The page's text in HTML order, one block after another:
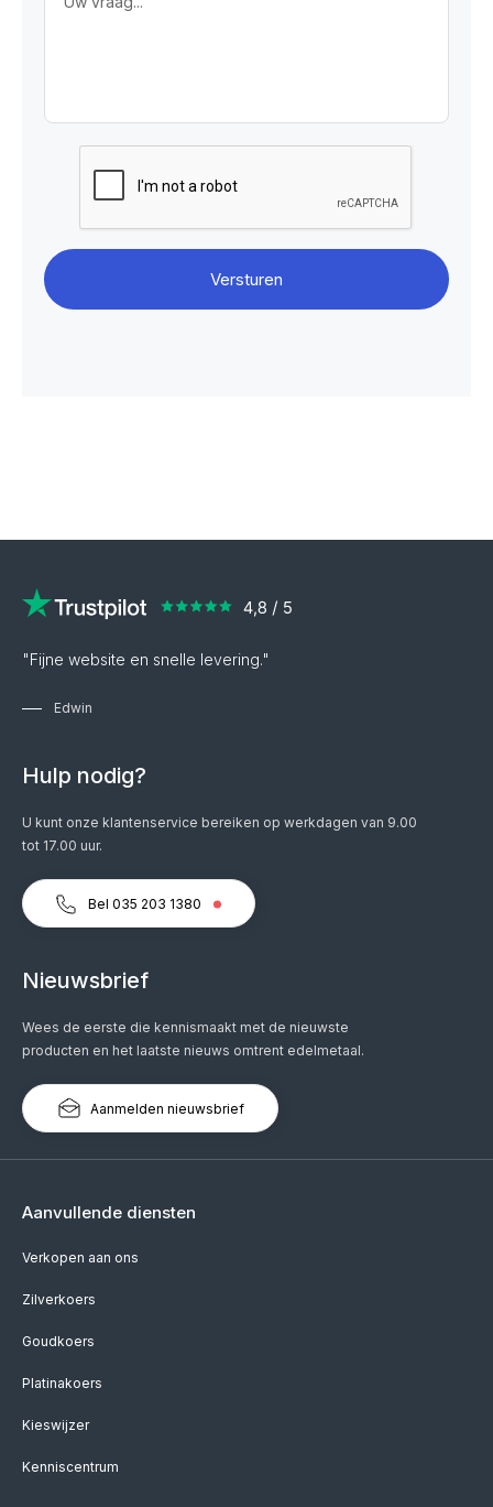
Versturen
"Fijne website en snelle levering."
Edwin
Hulp nodig?
U kunt onze klantenservice bereiken op werkdagen van 9.00
tot 17.00 uur.
Bel 035 203 1380
Nieuwsbrief
Wees de eerste die kennismaakt met de nieuwste
producten en het laatste nieuws omtrent edelmetaal.
Aanmelden nieuwsbrief
Aanvullende diensten
Verkopen aan ons
Zilverkoers
Goudkoers
Platinakoers
Kieswijzer
Kenniscentrum